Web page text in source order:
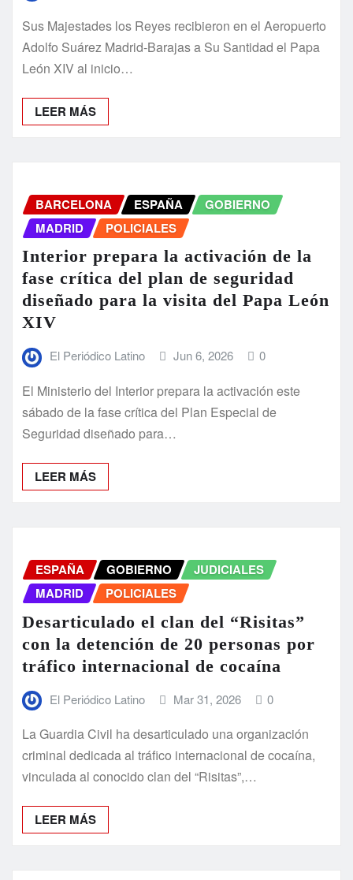
Sus Majestades los Reyes recibieron en el Aeropuerto
Adolfo Suárez Madrid-Barajas a Su Santidad el Papa
León XIV al inicio…
LEER MÁS
BARCELONA ESPAÑA
GOBIERNO
MADRID
POLICIALES
Interior prepara la activación de la
fase crítica del plan de seguridad
diseñado para la visita del Papa León
XIV
El Periódico Latino Jun 6, 2026 0
El Ministerio del Interior prepara la activación este
sábado de la fase crítica del Plan Especial de
Seguridad diseñado para…
LEER MÁS
ESPAÑA GOBIERNO
JUDICIALES
MADRID
POLICIALES
Desarticulado el clan del “Risitas”
con la detención de 20 personas por
tráfico internacional de cocaína
El Periódico Latino Mar 31, 2026 0
La Guardia Civil ha desarticulado una organización
criminal dedicada al tráfico internacional de cocaína,
vinculada al conocido clan del “Risitas”,…
LEER MÁS